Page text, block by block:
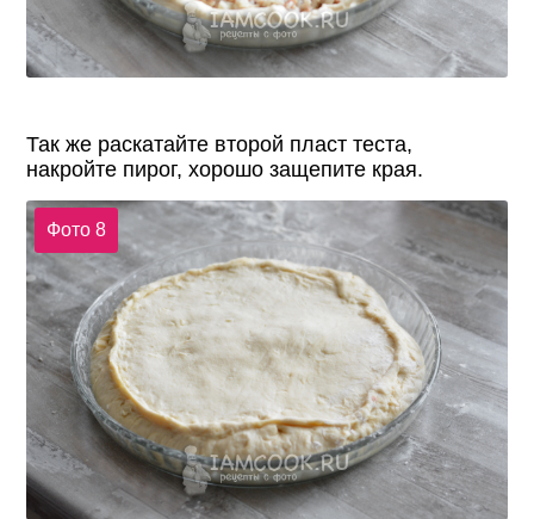
Так же раскатайте второй пласт теста,
накройте пирог, хорошо защепите края.
Фото 8